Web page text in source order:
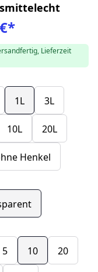
*
Lieferzeit
1L 3L
10L 20L
Henkel
5 10 20